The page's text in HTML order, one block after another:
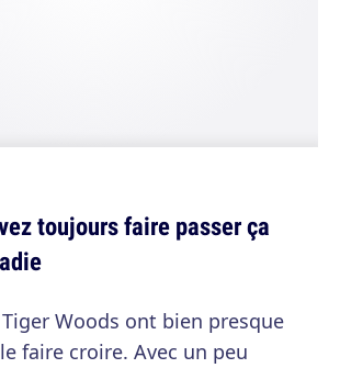
toujours faire passer ça
Woods ont bien presque
faire croire. Avec un peu